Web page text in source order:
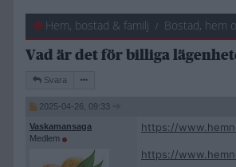
Hem, bostad & familj Bostad, hem
Vad är det för billiga
Svara
2025-04-26, 09:33
Vaskamansaga
Medlem
https://
https://